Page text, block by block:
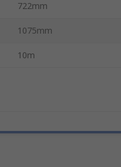
722mm
1075mm
10m